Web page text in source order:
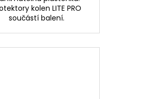
kolen LITE PRO
součástí balení.